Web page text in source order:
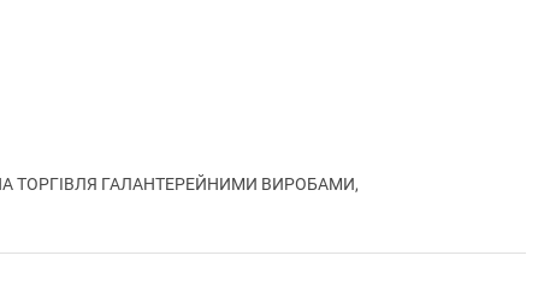
ТОРГІВЛЯ ГАЛАНТЕРЕЙНИМИ ВИРОБАМИ,